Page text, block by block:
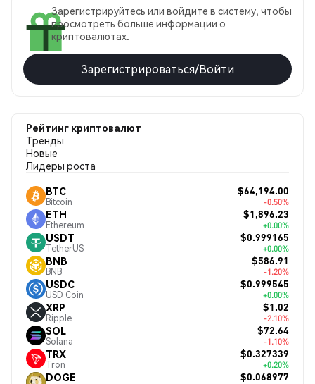
Зарегистрируйтесь или войдите в систему, чтобы
просмотреть больше информации о
криптовалютах.
Зарегистрироваться/Войти
Рейтинг криптовалют
Тренды
Новые
Лидеры роста
BTC
Bitcoin
$64,194.00
-0.50%
ETH
Ethereum
$1,896.23
+0.00%
USDT
TetherUS
$0.999165
+0.00%
BNB
BNB
$586.91
-1.20%
USDC
USD Coin
$0.999545
+0.00%
XRP
Ripple
$1.02
-2.10%
SOL
Solana
$72.64
-1.10%
TRX
Tron
$0.327339
+0.20%
DOGE $0.068977